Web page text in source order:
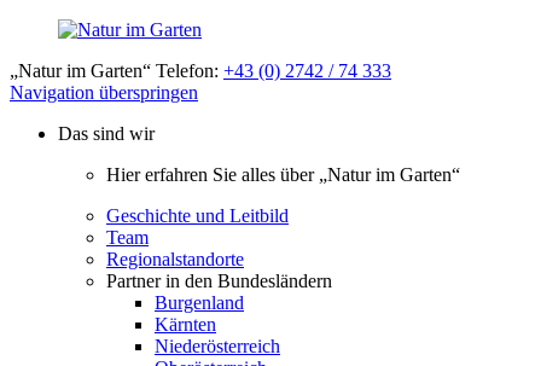
„Natur im Garten“ Telefon: +43 (0) 2742 / 74 333
Navigation überspringen
Das sind wir
Hier erfahren Sie alles über „Natur im Garten“
Geschichte und Leitbild
Team
Regionalstandorte
Partner in den Bundesländern
Burgenland
Kärnten
Niederösterreich